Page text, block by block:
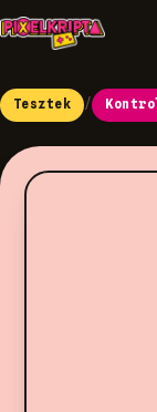
Tesztek /